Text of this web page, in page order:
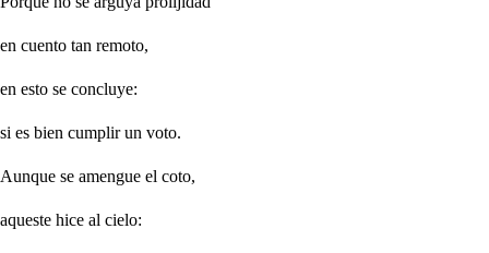
en cuento tan remoto,
en esto se concluye:
si es bien cumplir un voto.
Aunque se amengue el coto,
aqueste hice al cielo: